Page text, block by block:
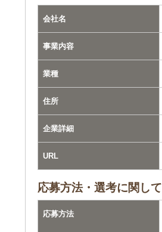
会社名
事業内容
業種
住所
企業詳細
URL
応募方法・選考に関して
応募方法